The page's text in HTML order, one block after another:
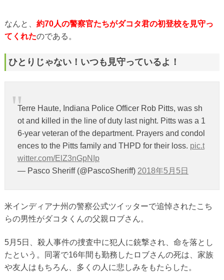
なんと、 約70人の警察官たちがダコタ君の初登校を見守っ
てくれたのである。
ひとりじゃない！いつも見守っているよ！
Terre Haute, Indiana Police Officer Rob Pitts, was sh
ot and killed in the line of duty last night. Pitts was a 1
6-year veteran of the department. Prayers and condol
ences to the Pitts family and THPD for their loss. pic.t
witter.com/ElZ3nGpNIp
— Pasco Sheriff (@PascoSheriff) 2018年5月5日
米インディアナ州の警察公式ツイッターで追悼されたこち
らの男性がダコタくんの父親ロブさん。
5月5日、殺人事件の捜査中に犯人に銃撃され、命を落とし
たという。同署で16年間も勤務したロブさんの死は、家族
や友人はもちろん、多くの人に悲しみをもたらした。